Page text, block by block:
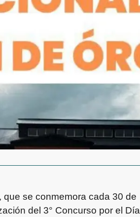
se conmemora cada 30 de
del 3° Concurso por el Día